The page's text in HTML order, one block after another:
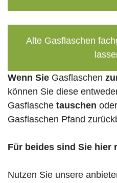
Alte Gasflaschen
Wenn Sie Gasflaschen
können Sie diese
Gasflasche tauschen
Gasflaschen Pfand
Für beides sind Sie hier
Nutzen Sie unsere